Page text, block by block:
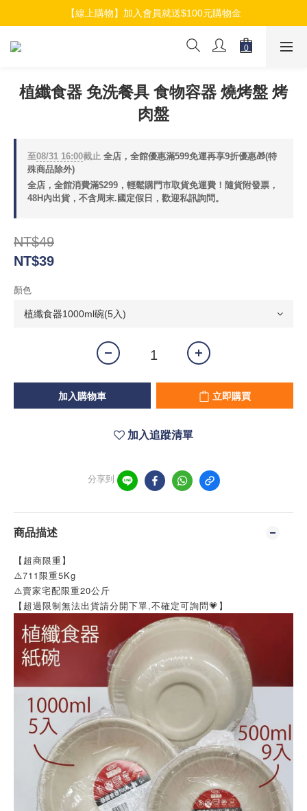
【線上購物】加入會員就送$100元購物金
【線上購物】加入會員就送$100元購物金
【線上購物】介紹好友加入會員再拿$50折扣金
植纖食器 免洗餐具 食物容器 燒烤盤 烤
肉盤
至08/31 16:00截止 全店，全館優惠滿599免運再享9折優惠🎁(特
殊商品除外)
全店，全館消費滿$299，輕鬆購門市取貨免運費！隨貨附發票，
48H內出貨，不含周末.國定假日，歡迎私訊詢問。
NT$49
NT$39
顏色
加入購物車 立即購買
加入追蹤清單
分享到
商品描述
【超商限重】
⚠️711限重5Kg
⚠️賣家宅配限重20公斤
【超過限制無法出貨請分開下單,不確定可詢問💗】